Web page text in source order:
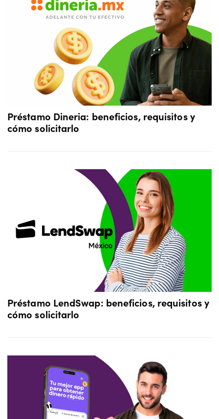
Préstamo Dineria: beneficios, requisitos y
cómo solicitarlo
Préstamo LendSwap: beneficios, requisitos y
cómo solicitarlo